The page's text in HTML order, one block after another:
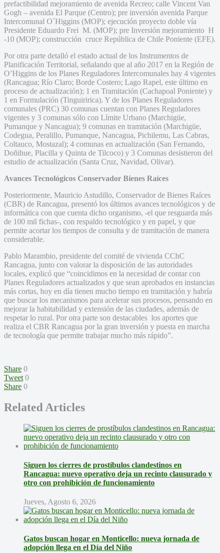
prefactibilidad mejoramiento de avenida Recreo; calle Vincent Van
Gogh – avenida El Parque (Centro); pre inversión avenida Parque
Intercomunal O´Higgins (MOP); ejecución proyecto doble vía
Presidente Eduardo Frei M. (MOP); pre Inversión mejoramiento H
-10 (MOP); construcción cruce República de Chile Poniente (EFE).
Por otra parte detalló el estado actual de los Instrumentos de
Planificación Territorial, señalando que al año 2017 en la Región de
O’Higgins de los Planes Reguladores Intercomunales hay 4 vigentes
(Rancagua; Río Claro; Borde Costero; Lago Rapel, este último en
proceso de actualización); 1 en Tramitación (Cachapoal Poniente) y
1 en Formulación (Tinguiririca). Y de los Planes Reguladores
comunales (PRC) 30 comunas cuentan con Planes Reguladores
vigentes y 3 comunas sólo con Límite Urbano (Marchigüe,
Pumanque y Nancagua); 9 comunas en tramitación (Marchigüe,
Codegua, Peralillo, Pumanque, Nancagua, Pichilemu, Las Cabras,
Coltauco, Mostazal); 4 comunas en actualización (San Fernando,
Doñihue, Placilla y Quinta de Tilcoco) y 3 Comunas desistieron del
estudio de actualización (Santa Cruz, Navidad, Olivar).
Avances Tecnológicos Conservador Bienes Raíces
Posteriormente, Mauricio Astudillo, Conservador de Bienes Raíces
(CBR) de Rancagua, presentó los últimos avances tecnológicos y de
informática con que cuenta dicho organismo, -el que resguarda más
de 100 mil fichas-, con respaldo tecnológico y en papel, y que
permite acortar los tiempos de consulta y de tramitación de manera
considerable.
Pablo Marambio, presidente del comité de vivienda CChC
Rancagua, junto con valorar la disposición de las autoridades
locales, explicó que “coincidimos en la necesidad de contar con
Planes Reguladores actualizados y que sean aprobados en instancias
más cortas, hoy en día tienen mucho tiempo en tramitación y habría
que buscar los mecanismos para acelerar sus procesos, pensando en
mejorar la habitabilidad y extensión de las ciudades, además de
respetar lo rural. Por otra parte son destacables los aportes que
realiza el CBR Rancagua por la gran inversión y puesta en marcha
de tecnología que permite trabajar mucho más rápido”.
Share 0
Tweet 0
Share 0
Related Articles
Siguen los cierres de prostíbulos clandestinos en
Rancagua: nuevo operativo deja un recinto clausurado y
otro con prohibición de funcionamiento
Jueves, Agosto 6, 2026
Gatos buscan hogar en Monticello: nueva jornada de
adopción llega en el Día del Niño